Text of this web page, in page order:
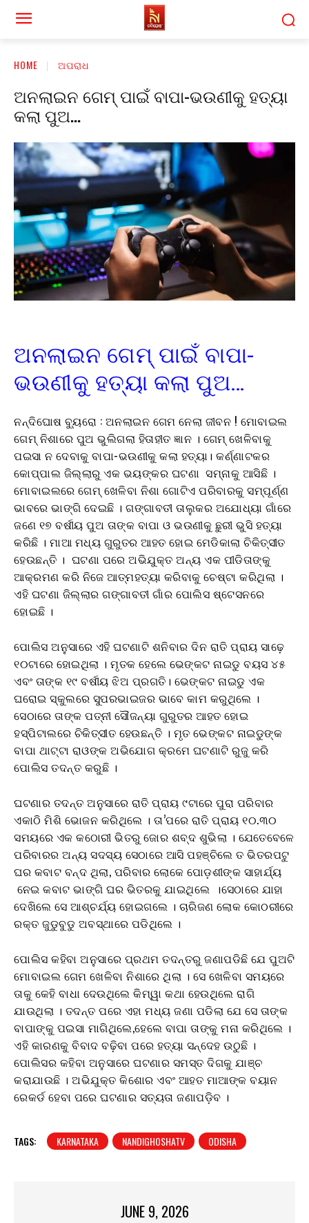
HOME ଅପରାଧ
ଅନଲାଇନ ଗେମ୍ ପାଇଁ ବାପା-ଭଉଣୀକୁ ହତ୍ୟା
କଲା ପୁଅ…
ଅନଲାଇନ ଗେମ୍ ପାଇଁ ବାପା-
ଭଉଣୀକୁ ହତ୍ୟା କଲା ପୁଅ…
ନନ୍ଦିଘୋଷ ବ୍ୟୁରୋ : ଅନଲାଇନ ଗେମ ନେଲା ଜୀବନ ! ମୋବାଇଲ
ଗେମ୍ ନିଶାରେ ପୁଅ ଭୁଲିଗଲା ହିତାହୀତ ଜ୍ଞାନ । ଗେମ୍ ଖେଳିବାକୁ
ପଇସା ନ ଦେବାକୁ ବାପା-ଭଉଣୀକୁ କଲା ହତ୍ୟା। କର୍ଣ୍ଣାଟକର
କୋପ୍ପାଲ ଜିଲ୍ଲାରୁ ଏକ ଭୟଙ୍କର ଘଟଣା ସମ୍ନାକୁ ଆସିଛି ।
ମୋବାଇଲରେ ଗେମ୍‌ ଖେଳିବା ନିଶା ଗୋଟିଏ ପରିବାରକୁ ସମ୍ପୂର୍ଣ୍ଣ
ଭାବରେ ଭାଙ୍ଗି ଦେଇଛି । ଗଙ୍ଗାବତୀ ତାଲୁକର ଅଯୋଧ୍ୟା ଗାଁରେ
ଜଣେ ୧୭ ବର୍ଷୀୟ ପୁଅ ତାଙ୍କ ବାପା ଓ ଭଉଣୀକୁ ଛୁରୀ ଭୁସି ହତ୍ୟା
କରିଛି । ମାଆ ମଧ୍ୟ ଗୁରୁତର ଆହତ ହୋଇ ମେଡିକାଲା ଚିକିତ୍ସୀତ
ହେଉଛନ୍ତି । ଘଟଣା ପରେ ଅଭିଯୁକ୍ତ ଅନ୍ୟ ଏକ ପୀଡିତାଙ୍କୁ
ଆକ୍ରମଣ କରି ନିଜେ ଆତ୍ମହତ୍ୟା କରିବାକୁ ଚେଷ୍ଟା କରିଥିଲା ।
ଏହି ଘଟଣା ଜିଲ୍ଲାର ଗଙ୍ଗାବତୀ ଗାଁର ପୋଲିସ ଷ୍ଟେସନରେ
ହୋଇଛି ।
ପୋଲିସ ଅନୁସାରେ ଏହି ଘଟଣାଟି ଶନିବାର ଦିନ ରାତି ପ୍ରାୟ ସାଢ଼େ
୧୦ଟାରେ ହୋଇଥିଲା । ମୃତକ ହେଲେ ଭେଙ୍କଟ ନାଇଡୁ ବୟସ ୪୫
ଏବଂ ତାଙ୍କ ୧୯ ବର୍ଷୀୟ ଝିଅ ପ୍ରଗତି। ଭେଙ୍କଟ ନାଇଡୁ ଏକ
ଘରୋଇ ସ୍କୁଲରେ ସୁପରଭାଇଜର ଭାବେ କାମ କରୁଥିଲେ ।
ସେଠାରେ ତାଙ୍କ ପତ୍ନୀ ସୌଜନ୍ୟା ଗୁରୁତର ଆହତ ହୋଇ
ହସ୍ପିଟାଲରେ ଚିକିତ୍ସୀତ ହେଉଛନ୍ତି । ମୃତ ଭେଙ୍କଟ ନାଇଡୁଙ୍କ
ବାପା ଥାଟ୍ଟା ରାଓଙ୍କ ଅଭିଯୋଗ କ୍ରମେ ଘଟଣାଟି ରୁଜୁ କରି
ପୋଲିସ ତଦନ୍ତ କରୁଛି ।
ଘଟଣାର ତଦନ୍ତ ଅନୁସାରେ ରାତି ପ୍ରାୟ ୯ଟାରେ ପୁରା ପରିବାର
ଏକାଠି ମିଶି ଭୋଜନ କରିଥିଲେ । ତା’ପରେ ରାତି ପ୍ରାୟ ୧୦.୩୦
ସମୟରେ ଏକ କଠୋରୀ ଭିତରୁ ଜୋର ଶବ୍ଦ ଶୁଭିଲା । ଯେତେବେଳେ
ପରିବାରର ଅନ୍ୟ ସଦସ୍ୟ ସେଠାରେ ଆସି ପହଞ୍ଚିଲେ ତ ଭିତରପଟୁ
ଘର କବାଟ ବନ୍ଦ ଥିଲା, ପରିବାର ଲୋକେ ପୋଡ଼ଶୀଙ୍କ ସାହାର୍ଯ୍ୟ
ନେଇ କବାଟ ଭାଙ୍ଗି ଘର ଭିତରକୁ ଯାଇଥିଲେ ।ସେଠାରେ ଯାହା
ଦେଖିଲେ ସେ ଆଶ୍ଚର୍ଯ୍ୟ ହୋଇଗଲେ । ଚାରିଜଣ ଲୋକ କୋଠରୀରେ
ରକ୍ତ ଜୁଡୁବୁଡୁ ଅବସ୍ଥାରେ ପଡିଥିଲେ ।
ପୋଲିସ କହିବା ଅନୁସାରେ ପ୍ରଥମ ତଦନ୍ତରୁ ଜଣାପଡିଛି ଯେ ପୁଅଟି
ମୋବାଇଲ ଗେମ ଖେଳିବା ନିଶାରେ ଥିଲା । ସେ ଖେଳିବା ସମୟରେ
ତାକୁ କେହି ବାଧା ଦେଉଥିଲେ କିମ୍ୱା କଥା ହେଉଥିଲେ ରାଗି
ଯାଉଥିଲା । ତଦନ୍ତ ପରେ ଏହା ମଧ୍ୟ ଜଣା ପଡିଲା ଯେ ସେ ତାଙ୍କ
ବାପାଙ୍କୁ ପଇସା ମାଗିଥିଲେ,ହେଲେ ବାପା ତାଙ୍କୁ ମନା କରିଥିଲେ ।
ଏହି କାରଣକୁ ବିବାଦ ବଢ଼ିବା ପରେ ହତ୍ୟା ସନ୍ଦେହ ଉଠୁଛି ।
ପୋଲିସର କହିବା ଅନୁସାରେ ଘଟଣାର ସମସ୍ତ ଦିଗକୁ ଯାଞ୍ଚ
କରାଯାଉଛି । ଅଭିଯୁକ୍ତ କିଶୋର ଏବଂ ଆହତ ମାଆଙ୍କ ବୟାନ
ରେକର୍ଡ ହେବା ପରେ ଘଟଣାର ସତ୍ୟତା ଜଣାପଡ଼ିବ ।
TAGS: KARNATAKA NANDIGHOSHATV ODISHA
JUNE 9, 2026